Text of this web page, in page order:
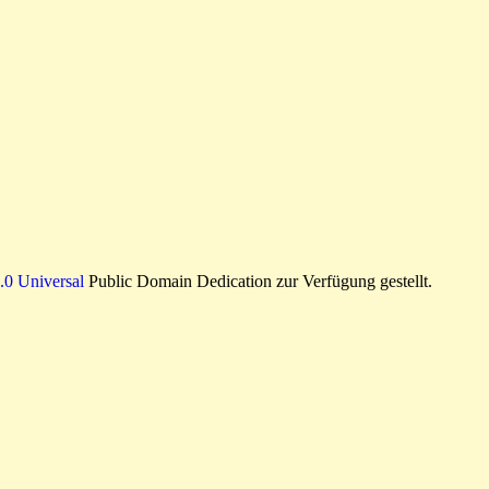
Universal Public Domain Dedication zur Verfügung gestellt.